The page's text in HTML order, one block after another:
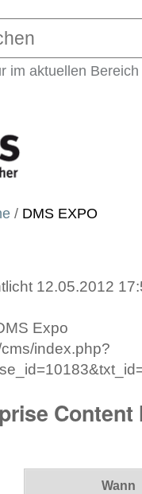
im aktuellen Bereich
/ DMS EXPO
12.05.2012
Expo
index.php?
Content
Wann